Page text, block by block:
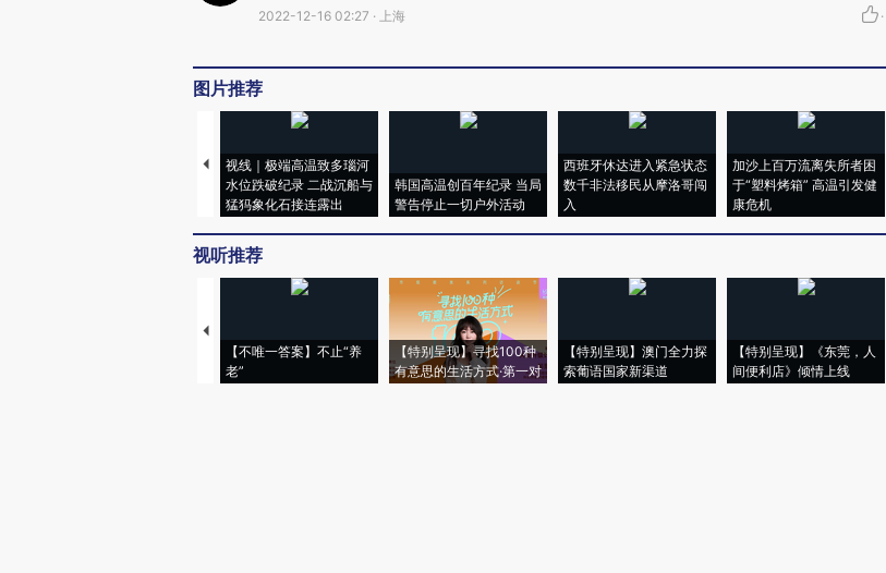
2022-12-16 02:27 · 上海 ·
图片推荐
视线｜极端高温致多瑙河
水位跌破纪录 二战沉船与
猛犸象化石接连露出
韩国高温创百年纪录 当局
警告停止一切户外活动
西班牙休达进入紧急状态
数千非法移民从摩洛哥闯
入
加沙上百万流离失所者困
于“塑料烤箱” 高温引发健
康危机
视听推荐
【不唯一答案】不止“养
老”
【特别呈现】寻找100种
有意思的生活方式·第一对
【特别呈现】澳门全力探
索葡语国家新渠道
【特别呈现】《东莞，人
间便利店》倾情上线